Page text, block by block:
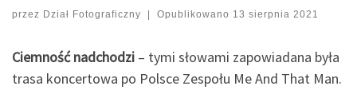
przez Dział Fotograficzny Opublikowano 13 sierpnia 2021
Ciemność nadchodzi – tymi słowami zapowiadana była
trasa koncertowa po Polsce Zespołu Me And That Man.